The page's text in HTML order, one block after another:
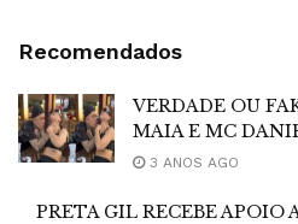
Recomendados
VERDADE OU
MAIA E MC
3 ANOS AGO
PRETA GIL RECEBE APOIO